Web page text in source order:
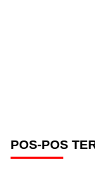
POS-POS